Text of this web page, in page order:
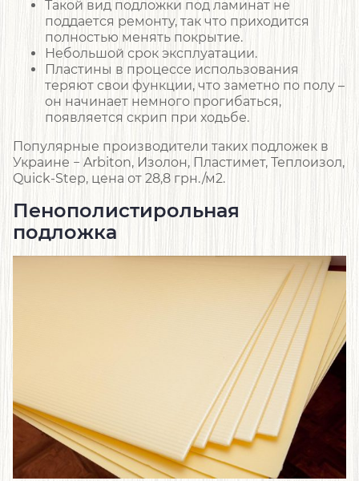
Такой вид подложки под ламинат не
поддается ремонту, так что приходится
полностью менять покрытие.
Небольшой срок эксплуатации.
Пластины в процессе использования
теряют свои функции, что заметно по полу –
он начинает немного прогибаться,
появляется скрип при ходьбе.
Популярные производители таких подложек в
Украине − Arbiton, Изолон, Пластимет, Теплоизол,
Quick-Step, цена от 28,8 грн./м2.
Пенополистирольная
подложка